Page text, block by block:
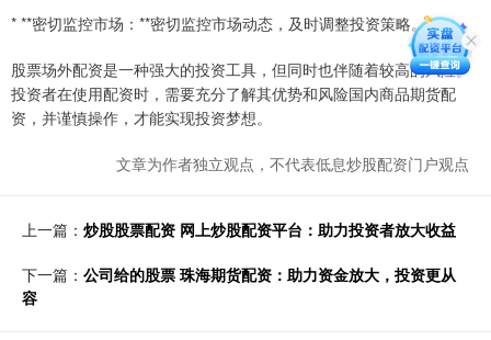
* **密切监控市场：**密切监控市场动态，及时调整投资策略。
股票场外配资是一种强大的投资工具，但同时也伴随着较高的风险。
投资者在使用配资时，需要充分了解其优势和风险国内商品期货配
资，并谨慎操作，才能实现投资梦想。
文章为作者独立观点，不代表低息炒股配资门户观点
上一篇： 炒股股票配资 网上炒股配资平台：助力投资者放大收益
下一篇： 公司给的股票 珠海期货配资：助力资金放大，投资更从
容